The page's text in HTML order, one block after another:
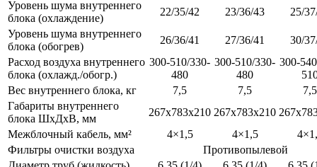
Уровень шума внутреннего
блока (охлаждение)
22/35/42 23/36/43
25/
Уровень шума внутреннего
блока (обогрев)
26/36/41 27/36/41
30/
Расход воздуха внутреннего
блока (охлажд./обогр.)
300-510/330-
480
300-510/330-
480
300-
Вес внутреннего блока, кг
7,5 7,5
7,5
Габариты внутреннего
блока ШхДхВ, мм
267x783x210 267x783x210
Межблочный кабель, мм²
4×1,5 4×1,5
Фильтры очистки воздуха
Противопылевой